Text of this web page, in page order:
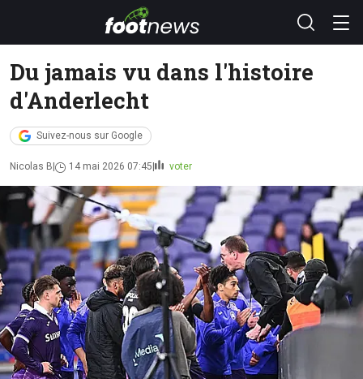
Du jamais vu dans l'histoire
d'Anderlecht
Suivez-nous sur Google
Nicolas B 14 mai 2026 07:45 voter